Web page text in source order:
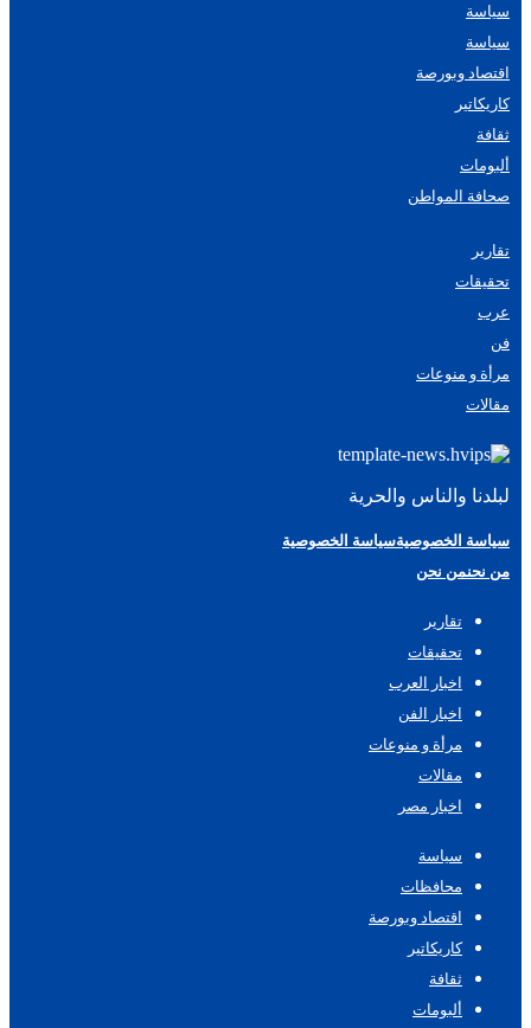
سياسة
سياسة
اقتصاد وبورصة
كاريكاتير
ثقافة
ألبومات
صحافة المواطن
تقارير
تحقيقات
عرب
فن
مرأة و منوعات
مقالات
لبلدنا والناس والحرية
سياسة الخصوصيةسياسة الخصوصية
من نحنمن نحن
تقارير
تحقيقات
اخبار العرب
اخبار الفن
مرأة و منوعات
مقالات
اخبار مصر
سياسة
محافظات
اقتصاد وبورصة
كاريكاتير
ثقافة
ألبومات